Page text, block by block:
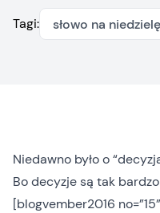
Tagi:
słowo na niedzielę
Niedawno było o “
Bo decyzje są tak
[blogvember2016